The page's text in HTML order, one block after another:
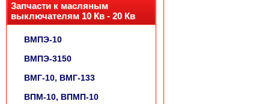
Запчасти к масляным
выключателям 10 Кв - 20 Кв
ВМПЭ-10
ВМПЭ-3150
ВМГ-10, ВМГ-133
ВПМ-10, ВПМП-10